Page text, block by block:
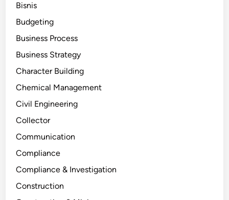
Bisnis
Budgeting
Business Process
Business Strategy
Character Building
Chemical Management
Civil Engineering
Collector
Communication
Compliance
Compliance & Investigation
Construction